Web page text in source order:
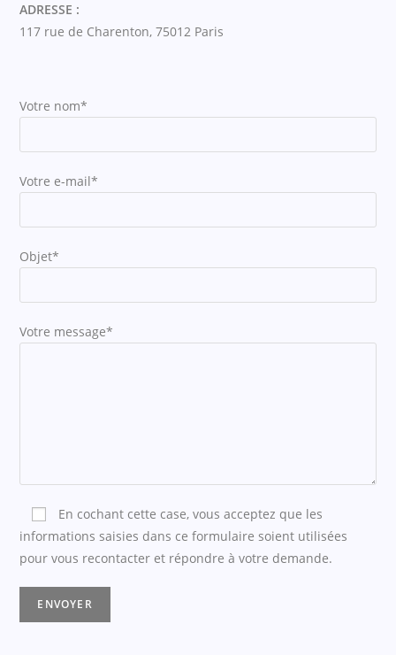
ADRESSE :
117 rue de Charenton, 75012 Paris
Votre nom*
Votre e-mail*
Objet*
Votre message*
En cochant cette case, vous acceptez que les
informations saisies dans ce formulaire soient utilisées
pour vous recontacter et répondre à votre demande.